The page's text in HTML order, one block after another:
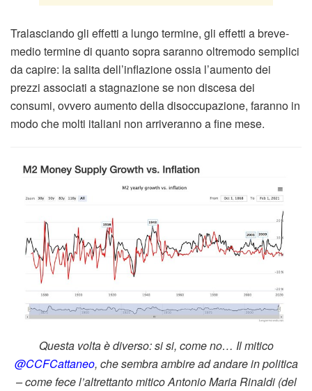
Tralasciando gli effetti a lungo termine, gli effetti a breve-
medio termine di quanto sopra saranno oltremodo semplici
da capire: la salita dell’inflazione ossia l’aumento dei
prezzi associati a stagnazione se non discesa dei
consumi, ovvero aumento della disoccupazione, faranno in
modo che molti italiani non arriveranno a fine mese.
Questa volta è diverso: si si, come no… Il mitico
@CCFCattaneo, che sembra ambire ad andare in politica
– come fece l’altrettanto mitico Antonio Maria Rinaldi (del